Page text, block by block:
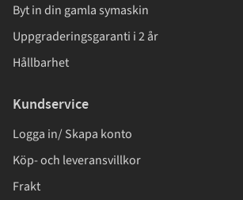
Byt in din gamla symaskin
Uppgraderingsgaranti i 2 år
Hållbarhet
Kundservice
Logga in/ Skapa konto
Köp- och leveransvillkor
Frakt